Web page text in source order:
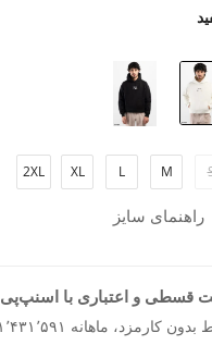
M
L
XL
2XL
راهنمای سایز
قسطی و اعتباری با اسنپ‌پی